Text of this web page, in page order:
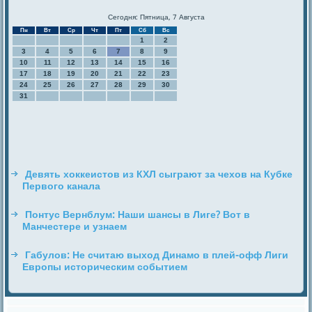
Сегодня: Пятница, 7 Августа
Пн Вт Ср Чт Пт Сб Вс
1
2
3
4 5 6 7 8
9
10
11 12 13 14 15
16
17
18 19 20 21 22
23
24
25 26 27 28 29
30
31
Девять хоккеистов из КХЛ сыграют за чехов на Кубке
Первого канала
Понтус Вернблум: Наши шансы в Лиге? Вот в
Манчестере и узнаем
Габулов: Не считаю выход Динамо в плей-офф Лиги
Европы историческим событием